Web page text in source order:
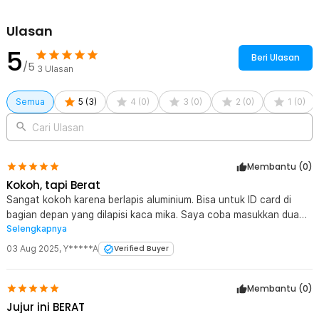
Ulasan
5/5 3 Ulasan
Beri Ulasan
Semua 5 (3) 4 (0) 3 (0) 2 (0) 1 (0)
Cari Ulasan
Membantu (0)
Kokoh, tapi Berat
Sangat kokoh karena berlapis aluminium. Bisa untuk ID card di
bagian depan yang dilapisi kaca mika. Saya coba masukkan dua
kartu niatnya di bagian ID Card, ternyata tidak muat. Untuk
menyimpan atm atau e-money saya agak sangsi karena dalamnya
tidak berlapis kain, hanya aluminium saja, khawatir malah jadi
aluminiumnya terlalu tebal. Ohya, saat pembelian kita tidak
mendapatkan tali lanyard
Selengkapnya
03 Aug 2025, Y*****A Verified Buyer
Membantu (0)
Jujur ini BERAT